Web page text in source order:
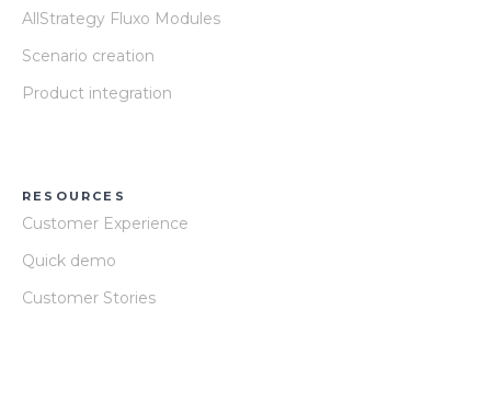
AllStrategy Fluxo Modules
Scenario creation
Product integration
RESOURCES
Customer Experience
Quick demo
Customer Stories